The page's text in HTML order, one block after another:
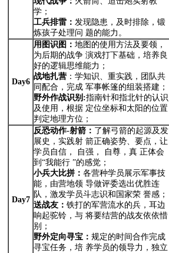
学；
工兵排雷：发现隐患，及时排除，锻
炼孩子处理问 题的能力。
Day6
用图识图：地图的使用方法及要领，
为后期的战争 演戏打下基础，培养良
好的逻辑思维能力；
战地扎营 ：学知识、重实践，团队共
同配合，完成 军事帐篷的组装搭建；
野外作战识别:指南针和指北针的认识
及使用，根据 定位坐标和太阳的位置
判定地理方位；
Day7
反恐动作-射箭： 了解弓箭的起源及发
展史，实践射 箭正确姿势、要点，让
学员自信， 自强， 自尊，真 正体会
到“我能行 ”的感觉；
小兵大比拼：各营种学员展示军事技
能，由营地领 导做评委选出优胜连
队，激发学员斗志识和国家荣 誉感；
送战友：铁打的军营流水的兵，耳边
响起驼铃，与 将要结营的战友依依惜
别；
野外定向寻宝：规定的时间合作完成
寻宝任务，培 养学员的领导力，独立